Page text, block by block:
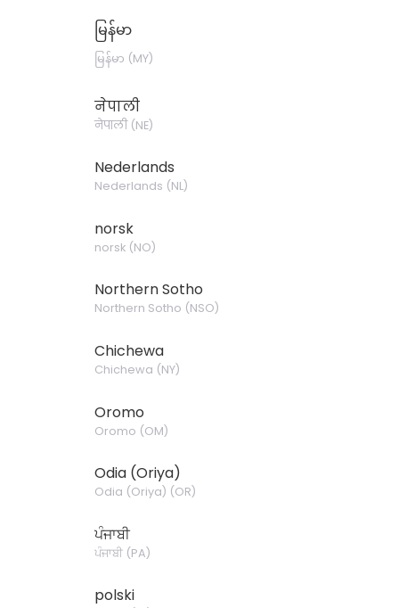
မြန်မာ
မြန်မာ (MY)
नेपाली
नेपाली(NE)
Nederlands
Nederlands (NL)
norsk
norsk(NO)
Northern Sotho
Northern Sotho (NSO)
Chichewa
Chichewa (NY)
Oromo
Oromo (OM)
Odia (Oriya)
Odia (Oriya) (OR)
ਪੰਜਾਬੀ
ਪੰਜਾਬੀ(PA)
polski